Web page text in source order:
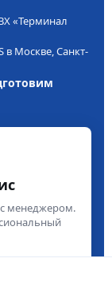
«Терминал
в Москве, Санкт-
менеджером.